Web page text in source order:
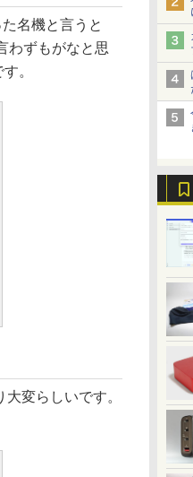
名機と言うと
わずもがなと思
。
変らしいです。